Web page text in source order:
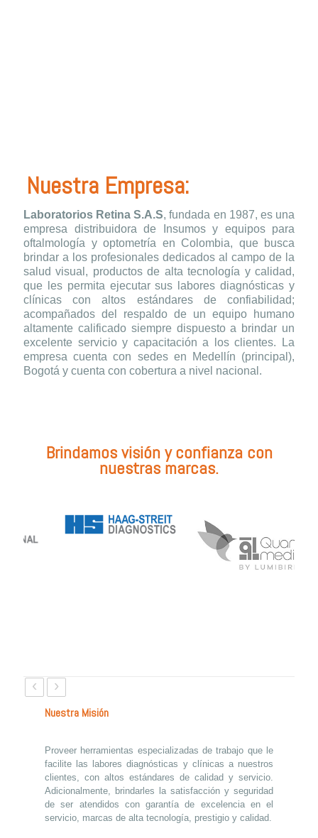
Nuestra Empresa:
Laboratorios Retina S.A.S, fundada en 1987, es una
empresa distribuidora de Insumos y equipos para
oftalmología y optometría en Colombia, que busca
brindar a los profesionales dedicados al campo de la
salud visual, productos de alta tecnología y calidad,
que les permita ejecutar sus labores diagnósticas y
clínicas con altos estándares de confiabilidad;
acompañados del respaldo de un equipo humano
altamente calificado siempre dispuesto a brindar un
excelente servicio y capacitación a los clientes. La
empresa cuenta con sedes en Medellín (principal),
Bogotá y cuenta con cobertura a nivel nacional.
Brindamos visión y confianza con
nuestras marcas.
‹ ›
Nuestra Misión
Proveer herramientas especializadas de trabajo que le
facilite las labores diagnósticas y clínicas a nuestros
clientes, con altos estándares de calidad y servicio.
Adicionalmente, brindarles la satisfacción y seguridad
de ser atendidos con garantía de excelencia en el
servicio, marcas de alta tecnología, prestigio y calidad.